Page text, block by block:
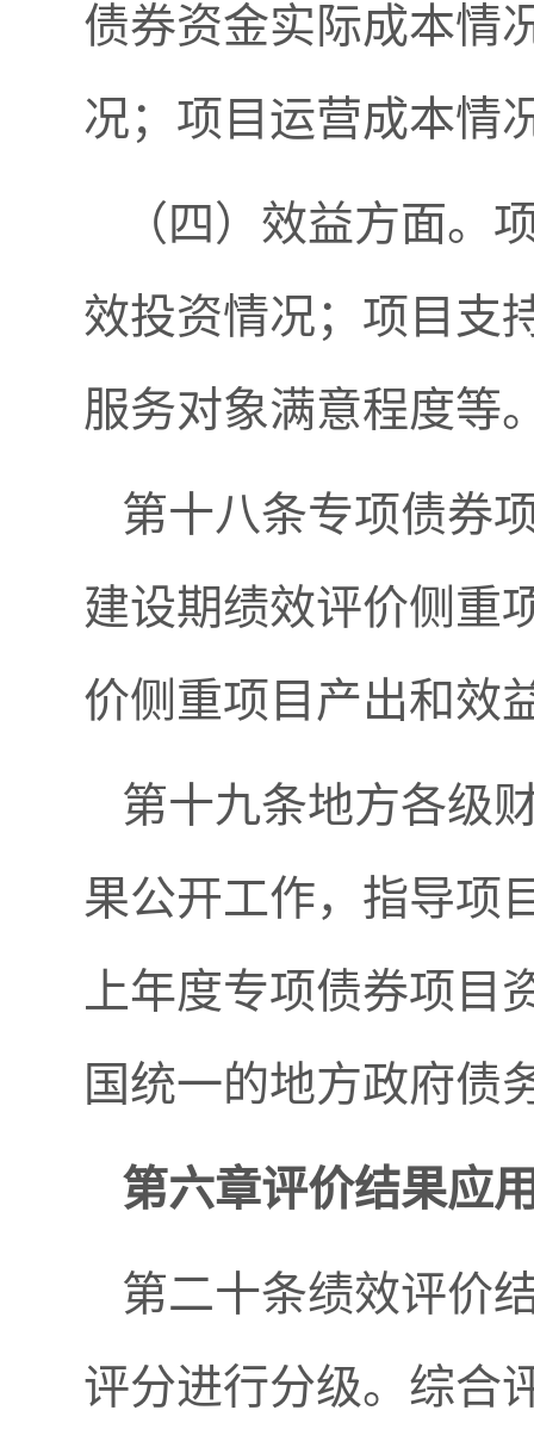
债券资金实际成本情
况；项目运营成本情
（四）效益方面。
效投资情况；项目支
服务对象满意程度等
第十八条专项债券
建设期绩效评价侧重
价侧重项目产出和效
第十九条地方各级
果公开工作，指导项
上年度专项债券项
国统一的地方政府债
第六章评价结果应
第二十条绩效评价
评分进行分级。综合